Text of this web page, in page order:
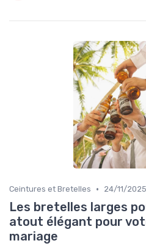
Ceintures et Bretelles • 24/11/2025
Les bretelles larges
atout élégant pour
mariage